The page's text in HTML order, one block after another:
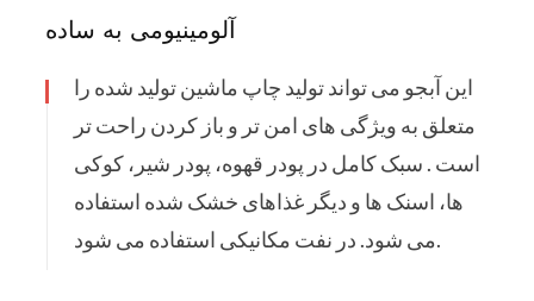
آلومینیومی به ساده
این آبجو می تواند تولید چاپ ماشین تولید شده را
متعلق به ویژگی های امن تر و باز کردن راحت تر
است . سبک کامل در پودر قهوه، پودر شیر، کوکی
ها، اسنک ها و دیگر غذاهای خشک شده استفاده
می شود. در نفت مکانیکی استفاده می شود.